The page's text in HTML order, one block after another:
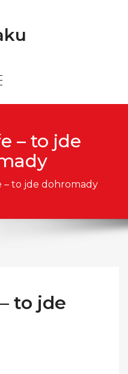
– to jde
– to jde dohromady
to jde